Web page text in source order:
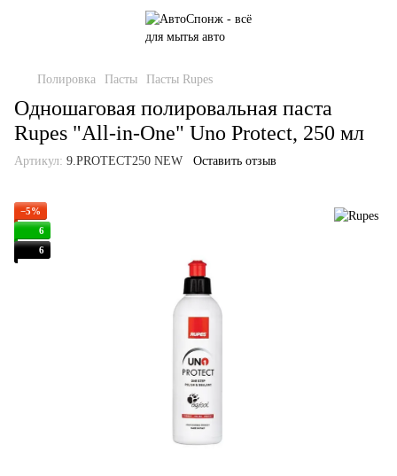
Полировка Пасты Пасты Rupes
Одношаговая полировальная паста
Rupes "All-in-One" Uno Protect, 250 мл
Артикул: 9.PROTECT250 NEW Оставить отзыв
−5%
6
6